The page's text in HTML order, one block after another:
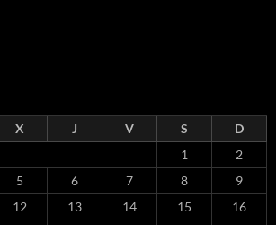
X J V S
D
1
2
5 6 7 8
9
12 13 14 15
16